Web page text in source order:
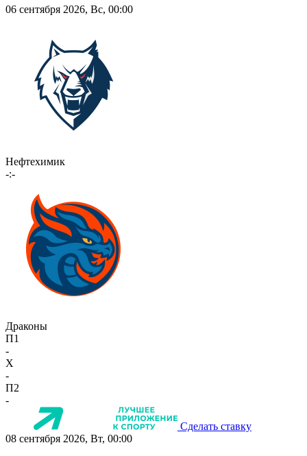
06 сентября 2026, Вс, 00:00
Нефтехимик
-:-
Драконы
П1
-
X
-
П2
-
Сделать ставку
08 сентября 2026, Вт, 00:00